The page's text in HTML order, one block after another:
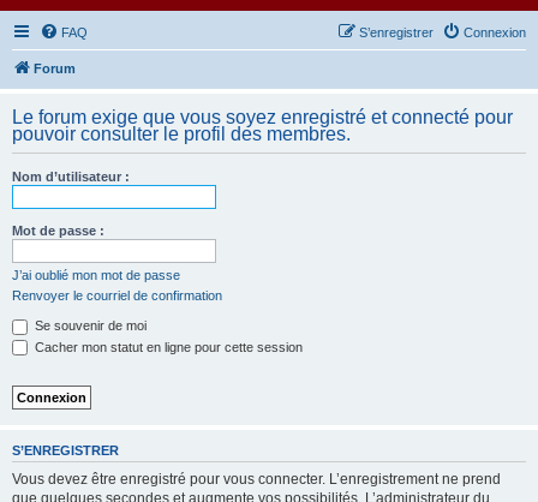
FAQ Connexion
S’enregistrer
Forum
Le forum exige que vous soyez enregistré et connecté pour
pouvoir consulter le profil des membres.
Nom d’utilisateur :
Mot de passe :
J’ai oublié mon mot de passe
Renvoyer le courriel de confirmation
Se souvenir de moi
Cacher mon statut en ligne pour cette session
S’ENREGISTRER
Vous devez être enregistré pour vous connecter. L’enregistrement ne prend
que quelques secondes et augmente vos possibilités. L’administrateur du